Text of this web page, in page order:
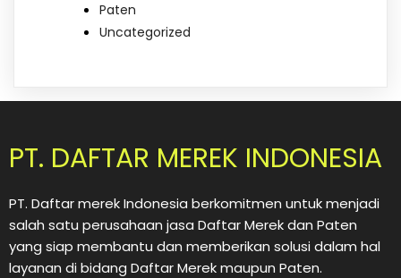
Paten
Uncategorized
PT. DAFTAR MEREK INDONESIA
PT. Daftar merek Indonesia berkomitmen untuk menjadi
salah satu perusahaan jasa Daftar Merek dan Paten
yang siap membantu dan memberikan solusi dalam hal
layanan di bidang Daftar Merek maupun Paten.